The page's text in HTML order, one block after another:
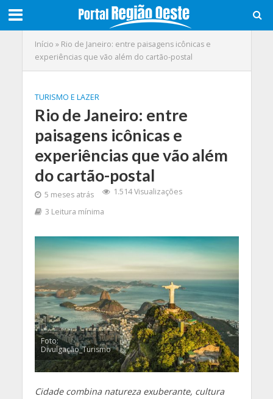
Início » Rio de Janeiro: entre paisagens icônicas e
experiências que vão além do cartão-postal
TURISMO E LAZER
Rio de Janeiro: entre
paisagens icônicas e
experiências que vão além
do cartão-postal
5 meses atrás
1.514 Visualizações
3 Leitura mínima
Foto:
Divulgação_Turismo
Cidade combina natureza exuberante, cultura